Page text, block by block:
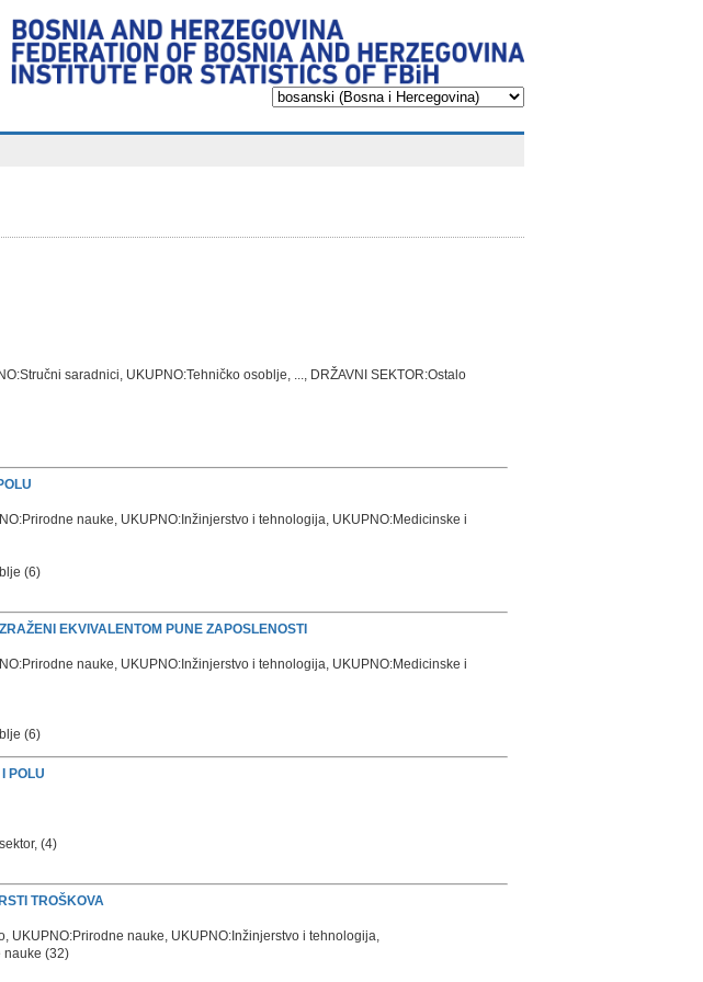
saradnici, UKUPNO:Tehničko osoblje, ..., DRŽAVNI SEKTOR:Ostalo
nauke, UKUPNO:Inžinjerstvo i tehnologija, UKUPNO:Medicinske i
(6)
EKVIVALENTOM PUNE ZAPOSLENOSTI
nauke, UKUPNO:Inžinjerstvo i tehnologija, UKUPNO:Medicinske i
(6)
POLU
(4)
TROŠKOVA
UKUPNO:Prirodne nauke, UKUPNO:Inžinjerstvo i tehnologija,
nauke (32)